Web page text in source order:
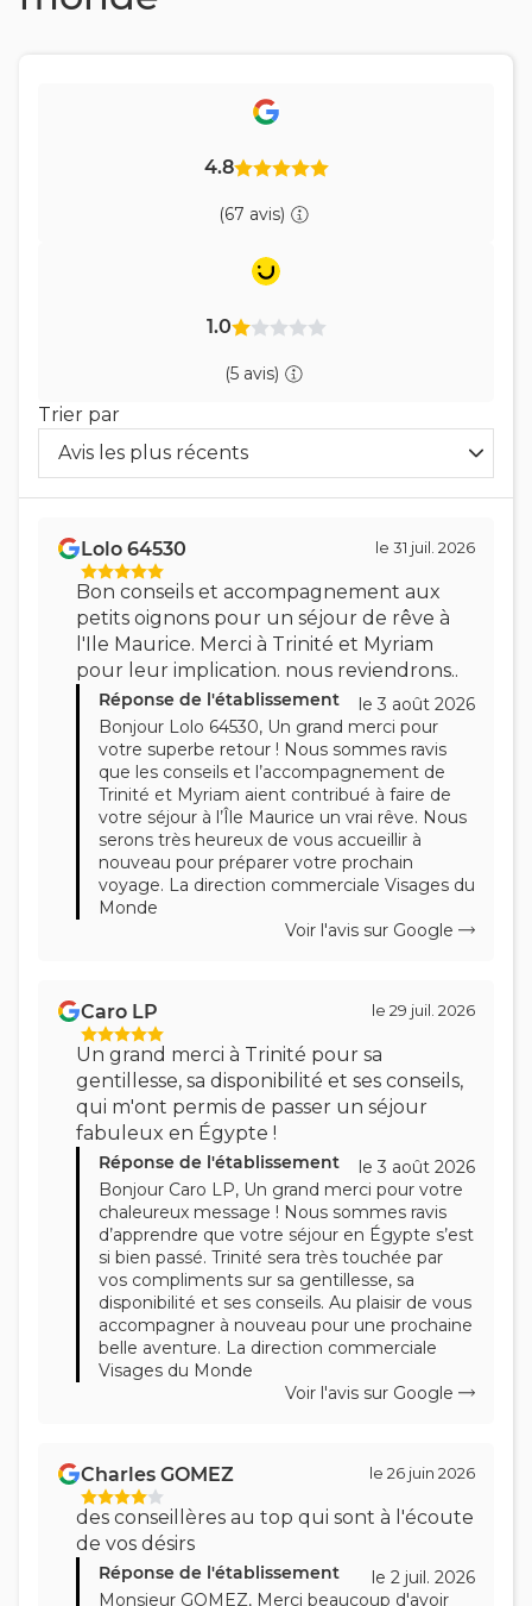
4.8
(67 avis)
1.0
(5 avis)
Trier par
Avis les plus récents
avis Lolo 64530 le 31 juil. 2026
Bon conseils et accompagnement aux
petits oignons pour un séjour de rêve à
l'Ile Maurice. Merci à Trinité et Myriam
pour leur implication. nous reviendrons..
Réponse de l'établissement
le 3 août 2026
Bonjour Lolo 64530, Un grand merci pour
votre superbe retour ! Nous sommes ravis
que les conseils et l’accompagnement de
Trinité et Myriam aient contribué à faire de
votre séjour à l’Île Maurice un vrai rêve. Nous
serons très heureux de vous accueillir à
nouveau pour préparer votre prochain
voyage. La direction commerciale Visages du
Monde
Voir l'avis sur Google
Caro LP le 29 juil. 2026
Un grand merci à Trinité pour sa
gentillesse, sa disponibilité et ses conseils,
qui m'ont permis de passer un séjour
fabuleux en Égypte !
Réponse de l'établissement
le 3 août 2026
Bonjour Caro LP, Un grand merci pour votre
chaleureux message ! Nous sommes ravis
d’apprendre que votre séjour en Égypte s’est
si bien passé. Trinité sera très touchée par
vos compliments sur sa gentillesse, sa
disponibilité et ses conseils. Au plaisir de vous
accompagner à nouveau pour une prochaine
belle aventure. La direction commerciale
Visages du Monde
Voir l'avis sur Google
Charles GOMEZ le 26 juin 2026
des conseillères au top qui sont à l'écoute
de vos désirs
Réponse de l'établissement
le 2 juil. 2026
Monsieur GOMEZ, Merci beaucoup d'avoir